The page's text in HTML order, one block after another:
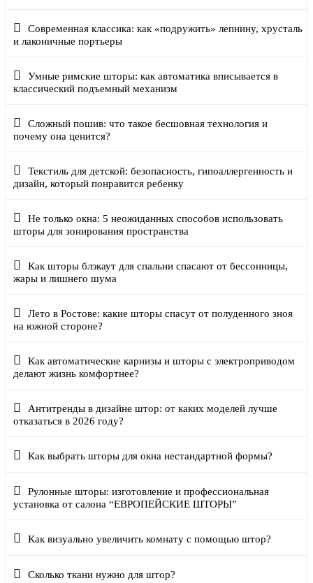
Современная классика: как «подружить» лепнину, хрусталь
и лаконичные портьеры
Умные римские шторы: как автоматика вписывается в
классический подъемный механизм
Сложный пошив: что такое бесшовная технология и
почему она ценится?
Текстиль для детской: безопасность, гипоаллергенность и
дизайн, который понравится ребенку
Не только окна: 5 неожиданных способов использовать
шторы для зонирования пространства
Как шторы блэкаут для спальни спасают от бессонницы,
жары и лишнего шума
Лето в Ростове: какие шторы спасут от полуденного зноя
на южной стороне?
Как автоматические карнизы и шторы с электроприводом
делают жизнь комфортнее?
Антитренды в дизайне штор: от каких моделей лучше
отказаться в 2026 году?
Как выбрать шторы для окна нестандартной формы?
Рулонные шторы: изготовление и профессиональная
установка от салона “ЕВРОПЕЙСКИЕ ШТОРЫ”
Как визуально увеличить комнату с помощью штор?
Сколько ткани нужно для штор?